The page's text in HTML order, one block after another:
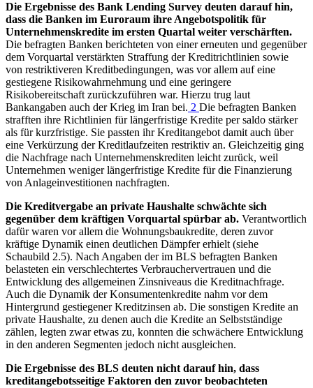
Die Ergebnisse des Bank Lending Survey deuten darauf hin,
dass die Banken im Euroraum ihre Angebotspolitik für
Unternehmenskredite im ersten Quartal weiter verschärften.
Die befragten Banken berichteten von einer erneuten und gegenüber
dem Vorquartal verstärkten Straffung der Kreditrichtlinien sowie
von restriktiveren Kreditbedingungen, was vor allem auf eine
gestiegene Risikowahrnehmung und eine geringere
Risikobereitschaft zurückzuführen war. Hierzu trug laut
Bankangaben auch der Krieg im Iran bei. 2 Die befragten Banken
strafften ihre Richtlinien für längerfristige Kredite per saldo stärker
als für kurzfristige. Sie passten ihr Kreditangebot damit auch über
eine Verkürzung der Kreditlaufzeiten restriktiv an. Gleichzeitig ging
die Nachfrage nach Unternehmenskrediten leicht zurück, weil
Unternehmen weniger längerfristige Kredite für die Finanzierung
von Anlageinvestitionen nachfragten.
Die Kreditvergabe an private Haushalte schwächte sich
gegenüber dem kräftigen Vorquartal spürbar ab. Verantwortlich
dafür waren vor allem die Wohnungsbaukredite, deren zuvor
kräftige Dynamik einen deutlichen Dämpfer erhielt (siehe
Schaubild 2.5). Nach Angaben der im BLS befragten Banken
belasteten ein verschlechtertes Verbrauchervertrauen und die
Entwicklung des allgemeinen Zinsniveaus die Kreditnachfrage.
Auch die Dynamik der Konsumentenkredite nahm vor dem
Hintergrund gestiegener Kreditzinsen ab. Die sonstigen Kredite an
private Haushalte, zu denen auch die Kredite an Selbstständige
zählen, legten zwar etwas zu, konnten die schwächere Entwicklung
in den anderen Segmenten jedoch nicht ausgleichen.
Die Ergebnisse des BLS deuten nicht darauf hin, dass
kreditangebotsseitige Faktoren den zuvor beobachteten